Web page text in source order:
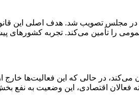
در مجلس تصویب شد. هدف اصلی این
را تأمین می‌کند. تجربه
در حالی که این فعالیت‌ها خارج
فعالان اقتصادی، این وضعیت به